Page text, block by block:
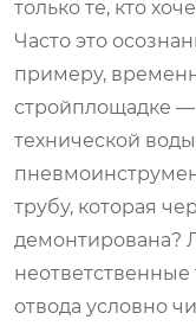
только те, кто
Часто это
примеру,
стройплощадке
технической
трубу, которая
демонтирована?
отвода условно